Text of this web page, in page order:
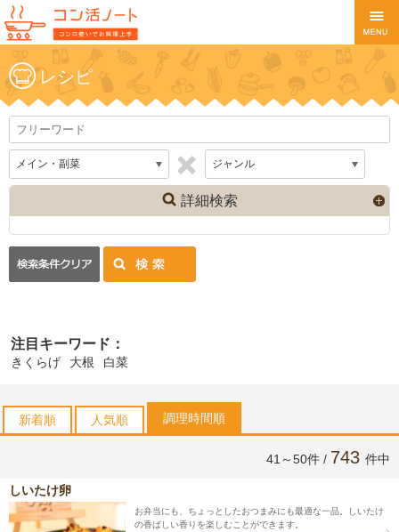
レシピ
詳細検索
注目キーワード：
きくらげ 大根 白菜
新着順 人気順 調理時間順
41～50件 / 743 件中
しいたけ卵
お弁当にも、ちょっとしたおつまみにも最適な一品。しいたけ
の香ばしい香りを楽しむことができます。